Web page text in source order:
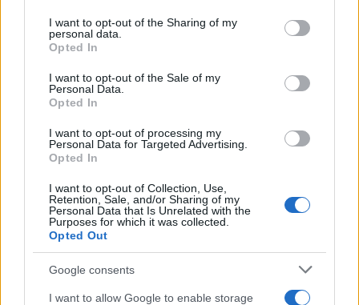
not limited to your visit or usage behaviour. You may click to
grant or deny consent to Google and its third-party tags to
use your data for below specified purposes in below Google
consent section.
I want to opt-out of the Sharing of my
personal data.
Opted In
I want to opt-out of the Sale of my
Personal Data.
Opted In
I want to opt-out of processing my
Personal Data for Targeted Advertising.
Opted In
I want to opt-out of Collection, Use,
Retention, Sale, and/or Sharing of my
Personal Data that Is Unrelated with the
Purposes for which it was collected.
Opted Out
Google consents
I want to allow Google to enable storage
Continua a leggere
B2B NEWS